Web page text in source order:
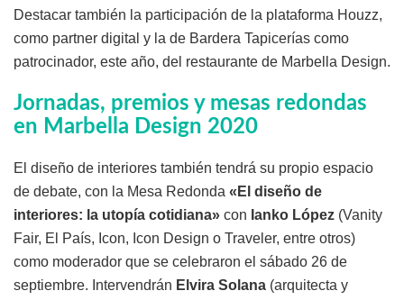
Destacar también la participación de la plataforma Houzz,
como partner digital y la de Bardera Tapicerías como
patrocinador, este año, del restaurante de Marbella Design.
Jornadas, premios y mesas redondas
en Marbella Design 2020
El diseño de interiores también tendrá su propio espacio
de debate, con la Mesa Redonda «El diseño de
interiores: la utopía cotidiana» con Ianko López (Vanity
Fair, El País, Icon, Icon Design o Traveler, entre otros)
como moderador que se celebraron el sábado 26 de
septiembre. Intervendrán Elvira Solana (arquitecta y